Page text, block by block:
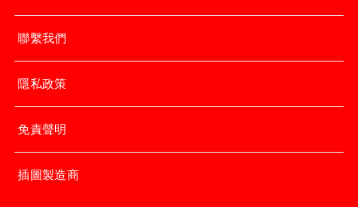
聯繫我們
隱私政策
免責聲明
插圖製造商